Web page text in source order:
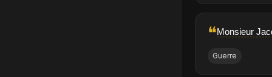
❝Monsieur
Guerre